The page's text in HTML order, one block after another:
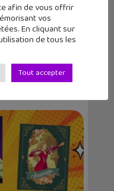
signée
afin de vous offrir
vos
En cliquant sur
de tous les
Tout accepter